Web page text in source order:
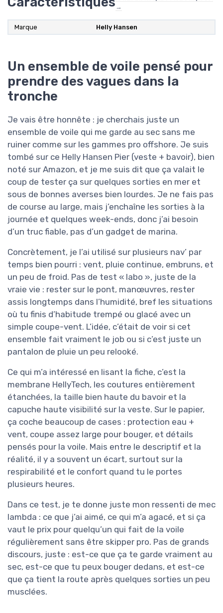
→
Marque Helly Hansen
Un ensemble de voile pensé pour
prendre des vagues dans la
tronche
Je vais être honnête : je cherchais juste un
ensemble de voile qui me garde au sec sans me
ruiner comme sur les gammes pro offshore. Je suis
tombé sur ce Helly Hansen Pier (veste + bavoir), bien
noté sur Amazon, et je me suis dit que ça valait le
coup de tester ça sur quelques sorties en mer et
sous de bonnes averses bien lourdes. Je ne fais pas
de course au large, mais j’enchaîne les sorties à la
journée et quelques week-ends, donc j’ai besoin
d’un truc fiable, pas d’un gadget de marina.
Concrètement, je l’ai utilisé sur plusieurs nav’ par
temps bien pourri : vent, pluie continue, embruns, et
un peu de froid. Pas de test « labo », juste de la
vraie vie : rester sur le pont, manœuvres, rester
assis longtemps dans l’humidité, bref les situations
où tu finis d’habitude trempé ou glacé avec un
simple coupe-vent. L’idée, c’était de voir si cet
ensemble fait vraiment le job ou si c’est juste un
pantalon de pluie un peu relooké.
Ce qui m’a intéressé en lisant la fiche, c’est la
membrane HellyTech, les coutures entièrement
étanchées, la taille bien haute du bavoir et la
capuche haute visibilité sur la veste. Sur le papier,
ça coche beaucoup de cases : protection eau +
vent, coupe assez large pour bouger, et détails
pensés pour la voile. Mais entre le descriptif et la
réalité, il y a souvent un écart, surtout sur la
respirabilité et le confort quand tu le portes
plusieurs heures.
Dans ce test, je te donne juste mon ressenti de mec
lambda : ce que j’ai aimé, ce qui m’a agacé, et si ça
vaut le prix pour quelqu’un qui fait de la voile
régulièrement sans être skipper pro. Pas de grands
discours, juste : est-ce que ça te garde vraiment au
sec, est-ce que tu peux bouger dedans, et est-ce
que ça tient la route après quelques sorties un peu
musclées.